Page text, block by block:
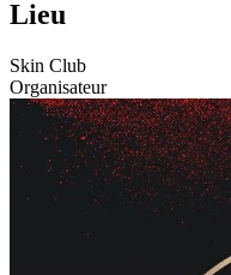
Lieu
Skin Club
Organisateur